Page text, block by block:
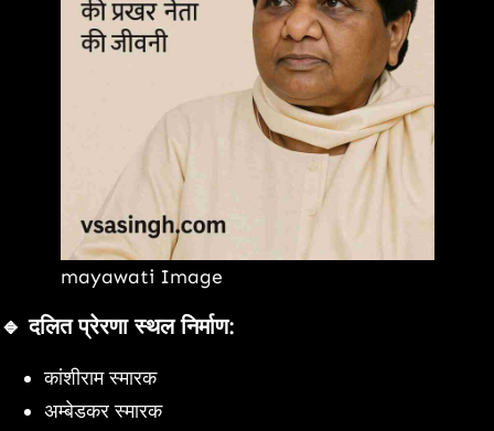
mayawati Image
🔹दलित प्रेरणा स्थल निर्माण:
कांशीराम स्मारक
अम्बेडकर स्मारक